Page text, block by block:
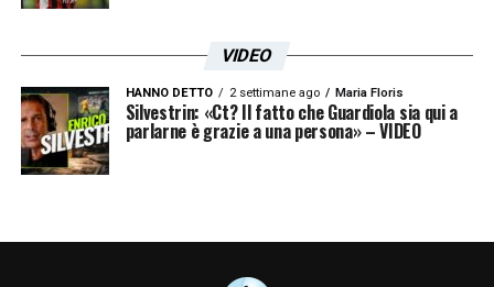
VIDEO
HANNO DETTO 2 settimane ago Maria Floris
Silvestrin: «Ct? Il fatto che Guardiola sia qui a
parlarne è grazie a una persona» – VIDEO